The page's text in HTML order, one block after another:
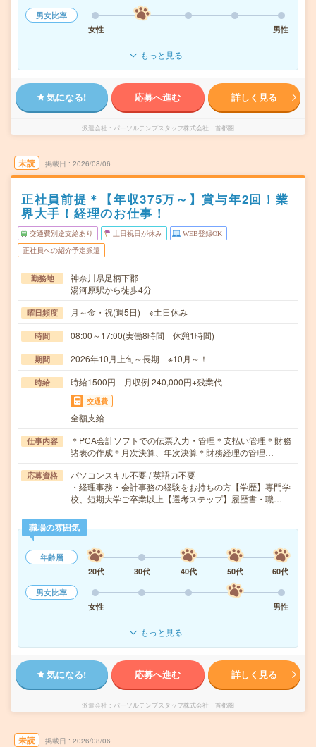
男女比率
女性
男性
もっと見る
気になる! 応募へ進む 詳しく見る
派遣会社 パーソルテンプスタッフ株式会社 首都圏
未読 掲載日 2026/08/06
正社員前提＊【年収375万～】賞与年2回！業
界大手！経理のお仕事！
交通費別途支給あり 土日祝日が休み WEB登録OK
正社員への紹介予定派遣
勤務地
神奈川県足柄下郡
湯河原駅から徒歩4分
曜日頻度 月～金・祝(週5日) ※土日休み
時間 08:00～17:00(実働8時間 休憩1時間)
期間 2026年10月上旬～長期 ※10月～！
時給 時給1500円 月収例 240,000円+残業代
交通費
全額支給
仕事内容
＊PCA会計ソフトでの伝票入力・管理＊支払い管理＊財務
諸表の作成＊月次決算、年次決算＊財務経理の管理…
応募資格
パソコンスキル不要 / 英語力不要
・経理事務・会計事務の経験をお持ちの方【学歴】専門学
校、短期大学ご卒業以上【選考ステップ】履歴書・職…
職場の雰囲気
年齢層
20代
30代 40代 50代
60代
男女比率
女性
男性
もっと見る
気になる! 応募へ進む 詳しく見る
派遣会社 パーソルテンプスタッフ株式会社 首都圏
未読 掲載日 2026/08/06